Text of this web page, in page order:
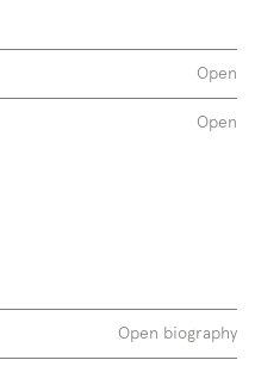
Open
Open
Open biography